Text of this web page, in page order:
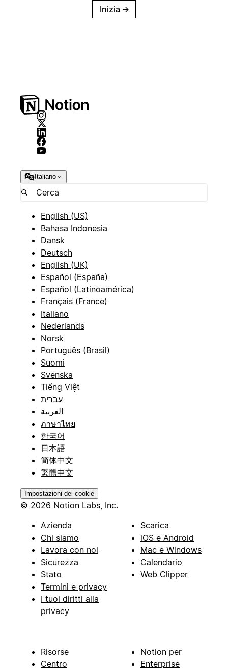
Inizia →
Italiano
English (US)
Bahasa Indonesia
Dansk
Deutsch
English (UK)
Español (España)
Español (Latinoamérica)
Français (France)
Italiano
Nederlands
Norsk
Português (Brasil)
Suomi
Svenska
Tiếng Việt
עברית
العربية
ภาษาไทย
한국어
日本語
简体中文
繁體中文
Impostazioni dei cookie
© 2026 Notion Labs, Inc.
Azienda
Chi siamo
Lavora con noi
Sicurezza
Stato
Termini e privacy
I tuoi diritti alla
privacy
Scarica
iOS e Android
Mac e Windows
Calendario
Web Clipper
Risorse
Centro
Notion per
Enterprise